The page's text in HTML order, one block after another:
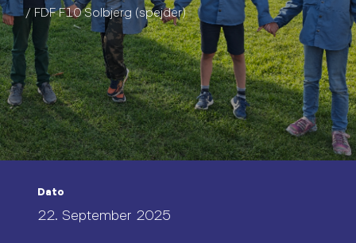
/ FDF F10 Solbjerg (spejder)
Dato
22. September 2025